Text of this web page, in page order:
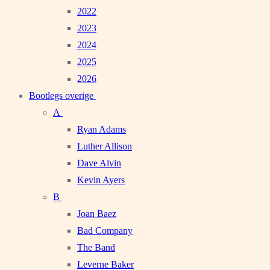
2022
2023
2024
2025
2026
Bootlegs overige
A
Ryan Adams
Luther Allison
Dave Alvin
Kevin Ayers
B
Joan Baez
Bad Company
The Band
Leverne Baker